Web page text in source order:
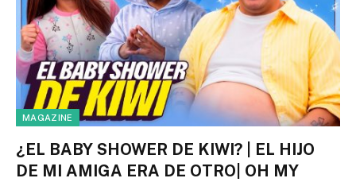
MAGAZINE
¿EL BABY SHOWER DE KIWI? | EL HIJO
DE MI AMIGA ERA DE OTRO| OH MY